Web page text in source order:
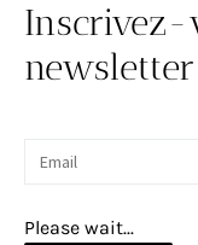
Inscrivez-
newsletter
Please wait...